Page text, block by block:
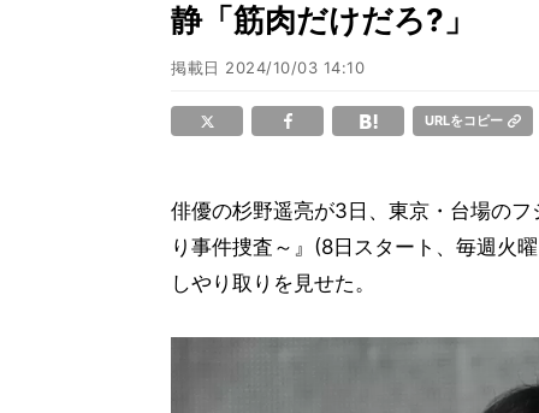
静「筋肉だけだろ?」
掲載日 2024/10/03 14:10
URLをコピー
俳優の杉野遥亮が3日、東京・台場の
り事件捜査～』(8日スタート、毎週火
しやり取りを見せた。